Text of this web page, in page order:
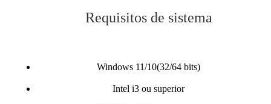
Requisitos de sistema
Windows 11/10(32/64 bits)
Intel i3 ou superior